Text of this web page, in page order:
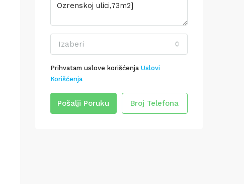
Izaberi
Prihvatam uslove korišćenja Uslovi
Korišćenja
Pošalji Poruku Broj Telefona